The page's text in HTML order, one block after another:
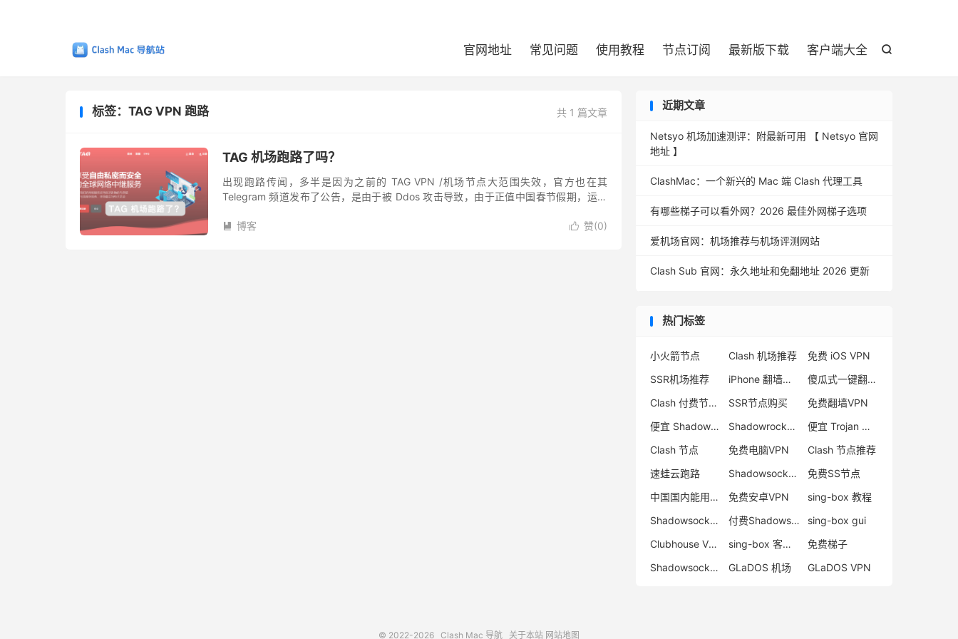

官网地址 常见问题 使用教程 节点订阅 最新版下载 客户端大全
共 1 篇文章
标签：TAG VPN 跑路
TAG 机场跑路了吗？
出现跑路传闻，多半是因为之前的 TAG VPN /机场节点大范围失效，官方也在其
Telegram 频道发布了公告，是由于被 Ddos 攻击导致，由于正值中国春节假期，运维
 赞(0)
 博客
近期文章
Netsyo 机场加速测评：附最新可用 【 Netsyo 官网
地址 】
ClashMac：一个新兴的 Mac 端 Clash 代理工具
有哪些梯子可以看外网？2026 最佳外网梯子选项
爱机场官网：机场推荐与机场评测网站
Clash Sub 官网：永久地址和免翻地址 2026 更新
热门标签
小火箭节点 Clash 机场推荐
免费 iOS VPN
SSR机场推荐
iPhone 翻墙代理软件
傻瓜式一键翻墙VPN客户端
Clash 付费节点购买
SSR节点购买
免费翻墙VPN
便宜 Shadowsocks 购买
Shadowrocket 地址
便宜 Trojan 购买
Clash 节点
免费电脑VPN
Clash 节点推荐
速蛙云跑路
Shadowsocks 付费节点
免费SS节点
中国国内能用的翻墙VPN推荐
免费安卓VPN
sing-box 教程
Shadowsocks 节点哪里买
付费Shadowsocks推荐
sing-box gui
Clubhouse VPN
sing-box 客户端配置
免费梯子
Shadowsocks 服务器
GLaDOS 机场 GLaDOS VPN
© 2022-2026 Clash Mac 导航 关于本站 网站地图